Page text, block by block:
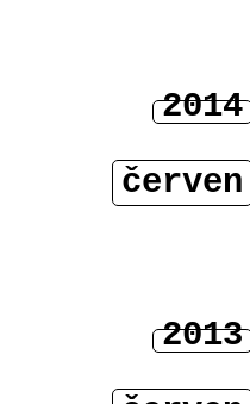
2014
červen
2013